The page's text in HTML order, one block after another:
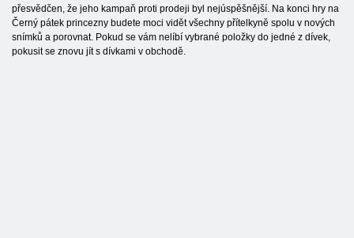
přesvědčen, že jeho kampaň proti prodeji byl nejúspěšnější. Na konci hry na
Černý pátek princezny budete moci vidět všechny přítelkyně spolu v nových
snímků a porovnat. Pokud se vám nelíbí vybrané položky do jedné z dívek,
pokusit se znovu jít s dívkami v obchodě.